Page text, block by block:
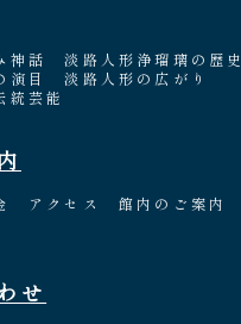
神話
淡路人形浄瑠璃の歴史
演目
淡路人形の広がり
統芸能
アクセス 館内のご案内
せ